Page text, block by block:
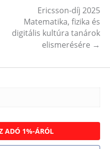
Ericsson-díj 2025
Matematika, fizika és
digitális kultúra tanárok
elismerésére →
ADÓ 1%-ÁRÓL